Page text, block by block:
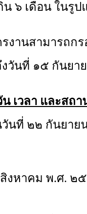
๖ เดือน ในรูป
งานสามารถกร
วันที่ ๑๕ กันยา
เวลา และสถา
ที่ ๒๒ กันยาย
าคม พ.ศ. ๒